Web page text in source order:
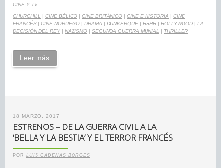
CINE Y TV
CHURCHILL | CINE BÉLICO | CINE BRITÁNICO | CINE E HISTORIA | CINE
FRANCÉS | CINE NORUEGO | DRAMA | DUNKERQUE | HHHH | HOLLYWOOD | LA
DECISIÓN DEL REY | NAZISMO | SEGUNDA GUERRA MUNIAL | THRILLER
Leer más
18 MARZO, 2017
ESTRENOS – DE LA GUERRA CIVIL A LA
‘BELLA Y LA BESTIA’ Y EL TERROR FRANCÉS
POR LUIS CADENAS BORGES